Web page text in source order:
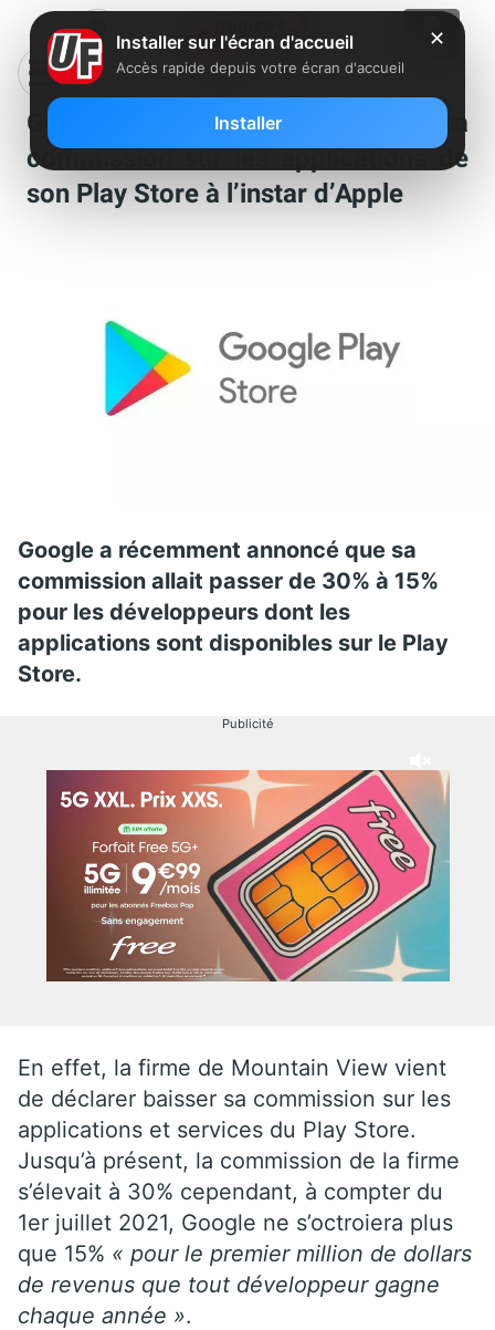
Google a annoncé réduire sa
commission sur les applications de
son Play Store à l’instar d’Apple
Google a récemment annoncé que sa
commission allait passer de 30% à 15%
pour les développeurs dont les
applications sont disponibles sur le Play
Store.
Publicité
En effet, la firme de Mountain View vient
de déclarer baisser sa commission sur les
applications et services du Play Store.
Jusqu’à présent, la commission de la firme
s’élevait à 30% cependant, à compter du
1er juillet 2021, Google ne s’octroiera plus
que 15% « pour le premier million de dollars
de revenus que tout développeur gagne
chaque année ».
✕
Installer sur l'écran d'accueil
Accès rapide depuis votre écran d'accueil
Installer